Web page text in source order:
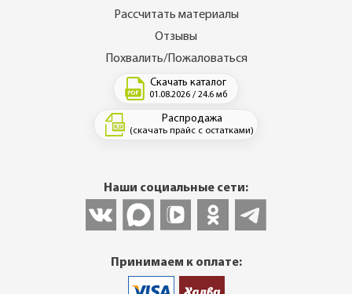
Рассчитать материалы
Отзывы
Похвалить/Пожаловаться
Скачать каталог
01.08.2026 / 24.6 мб
Распродажа
(скачать прайс с остатками)
Наши социальные сети:
Принимаем к оплате: